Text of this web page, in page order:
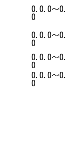
0.0.0～0.
0
0.0.0～0.
0
0.0.0～0.
0
0.0.0～0.
0